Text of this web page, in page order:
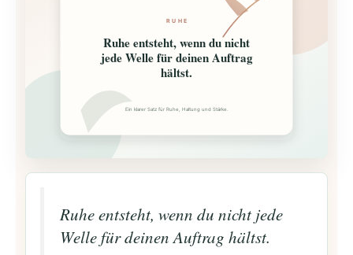
RUHE
Ruhe entsteht, wenn du nicht
jede Welle für deinen Auftrag
hältst.
Ein klarer Satz für Ruhe, Haltung und Stärke.
Ruhe entsteht, wenn du nicht jede
Welle für deinen Auftrag hältst.